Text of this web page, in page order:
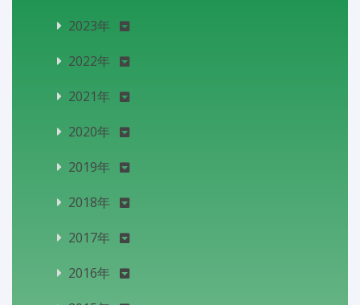
2023年
2022年
2021年
2020年
2019年
2018年
2017年
2016年